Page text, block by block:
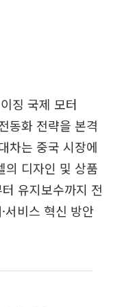
징 국제 모터
동화 전략을 본격
차는 중국 시장에
의 디자인 및 상품
유지보수까지 전
서비스 혁신 방안